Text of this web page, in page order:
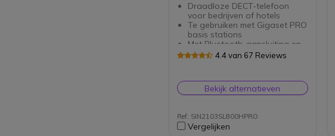
Draadloze DECT-telefoon
voor bedrijven of hotels
Te gebruiken met Gigaset PRO
basis stations
Met Bluetooth-aansluiting en
3,5 mm jack voor koptelefoon
Ondersteunt tot 6 draadloze
toestellen
4.4 van 67 Reviews
Bekijk alternatieven
Ref: SIN2103SL800HPRO
Vergelijken